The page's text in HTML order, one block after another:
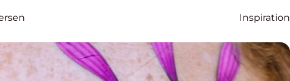
Inspiration